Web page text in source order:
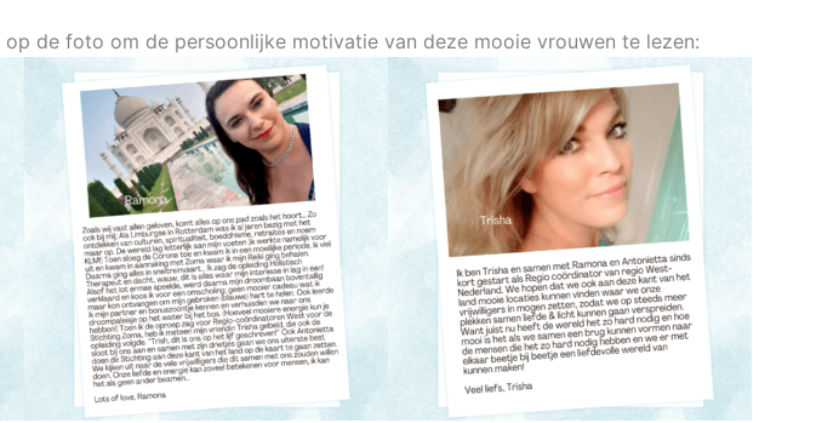
de foto om de persoonlijke motivatie van deze mooie vrouwen te lezen: